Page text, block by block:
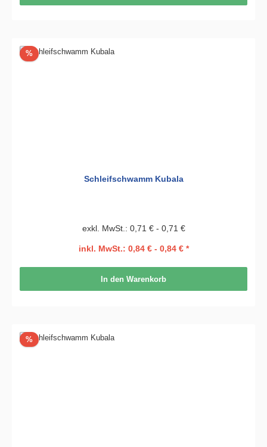
%Rabatt
Schleifschwamm Kubala
exkl. MwSt.: 0,71 € - 0,71 €
inkl. MwSt.: 0,84 € - 0,84 € *
In den Warenkorb
%Rabatt